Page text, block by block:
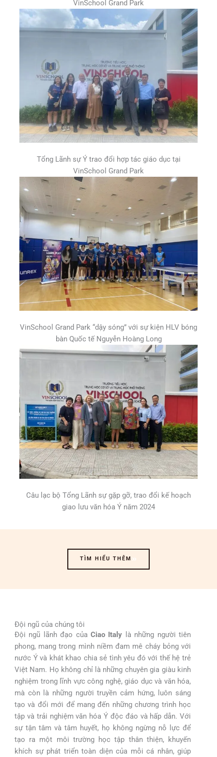
VinSchool Grand Park
Tổng Lãnh sự Ý trao đổi hợp tác giáo dục tại
VinSchool Grand Park
VinSchool Grand Park “dậy sóng” với sự kiện HLV bóng
bàn Quốc tế Nguyễn Hoàng Long
Câu lạc bộ Tổng Lãnh sự gặp gỡ, trao đổi kế hoạch
giao lưu văn hóa Ý năm 2024
TÌM HIỂU THÊM
Đội ngũ của chúng tôi
Đội ngũ lãnh đạo của Ciao Italy là những người tiên
phong, mang trong mình niềm đam mê cháy bỏng với
nước Ý và khát khao chia sẻ tình yêu đó với thế hệ trẻ
Việt Nam. Họ không chỉ là những chuyên gia giàu kinh
nghiệm trong lĩnh vực công nghệ, giáo dục và văn hóa,
mà còn là những người truyền cảm hứng, luôn sáng
tạo và đổi mới để mang đến những chương trình học
tập và trải nghiệm văn hóa Ý độc đáo và hấp dẫn. Với
sự tận tâm và tâm huyết, họ không ngừng nỗ lực để
tạo ra một môi trường học tập thân thiện, khuyến
khích sự phát triển toàn diện của mỗi cá nhân, giúp